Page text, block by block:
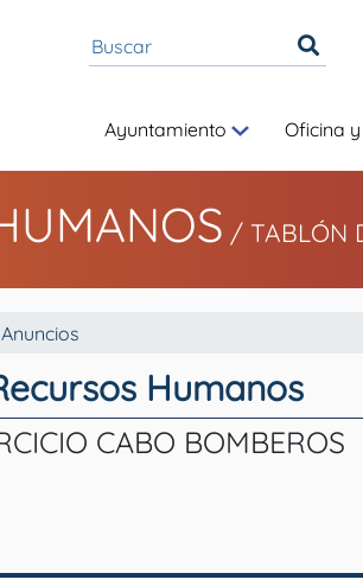
Ayuntamiento Oficina
/ TABLÓN
Humanos
CABO BOMBEROS